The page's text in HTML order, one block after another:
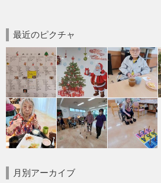
最近のピクチャ
月別アーカイブ